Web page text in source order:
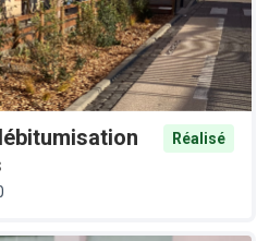
Réalisé